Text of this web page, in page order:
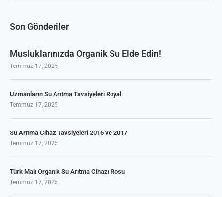
Son Gönderiler
Musluklarınızda Organik Su Elde Edin!
Temmuz 17, 2025
Uzmanların Su Arıtma Tavsiyeleri Royal
Temmuz 17, 2025
Su Arıtma Cihaz Tavsiyeleri 2016 ve 2017
Temmuz 17, 2025
Türk Malı Organik Su Arıtma Cihazı Rosu
Temmuz 17, 2025